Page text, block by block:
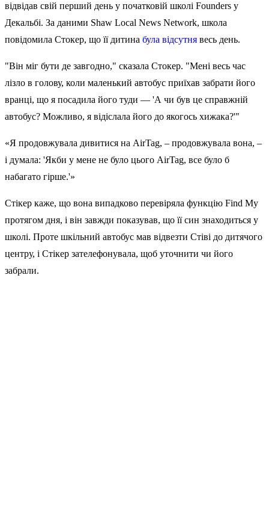
відвідав свій перший день у початковій школі Founders у
Декальбі. За даними Shaw Local News Network, школа
повідомила Стокер, що її дитина була відсутня весь день.
"Він міг бути де завгодно," сказала Стокер. "Мені весь час
лізло в голову, коли маленький автобус приїхав забрати його
вранці, що я посадила його туди — 'А чи був це справжній
автобус? Можливо, я відіслала його до якогось хижака?'"
«Я продовжувала дивитися на AirTag, – продовжувала вона, –
і думала: 'Якби у мене не було цього AirTag, все було б
набагато гірше.'»
Стікер каже, що вона випадково перевіряла функцію Find My
протягом дня, і він завжди показував, що її син знаходиться у
школі. Проте шкільний автобус мав відвезти Стіві до дитячого
центру, і Стікер зателефонувала, щоб уточнити чи його
забрали.